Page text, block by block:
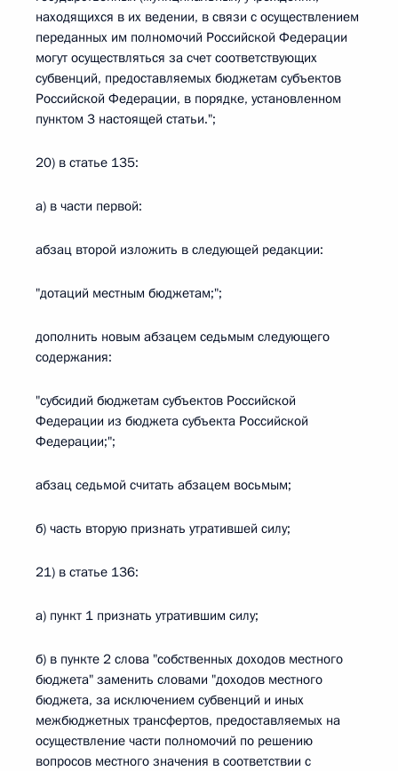
находящихся в их ведении, в связи с осуществлением
переданных им полномочий Российской Федерации
могут осуществляться за счет соответствующих
субвенций, предоставляемых бюджетам субъектов
Российской Федерации, в порядке, установленном
пунктом 3 настоящей статьи.";
20) в статье 135:
а) в части первой:
абзац второй изложить в следующей редакции:
"дотаций местным бюджетам;";
дополнить новым абзацем седьмым следующего
содержания:
"субсидий бюджетам субъектов Российской
Федерации из бюджета субъекта Российской
Федерации;";
абзац седьмой считать абзацем восьмым;
б) часть вторую признать утратившей силу;
21) в статье 136:
а) пункт 1 признать утратившим силу;
б) в пункте 2 слова "собственных доходов местного
бюджета" заменить словами "доходов местного
бюджета, за исключением субвенций и иных
межбюджетных трансфертов, предоставляемых на
осуществление части полномочий по решению
вопросов местного значения в соответствии с